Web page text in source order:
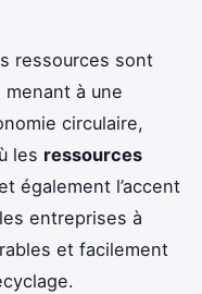
ressources sont
à une
circulaire,
les ressources
également l’accent
entreprises à
et facilement